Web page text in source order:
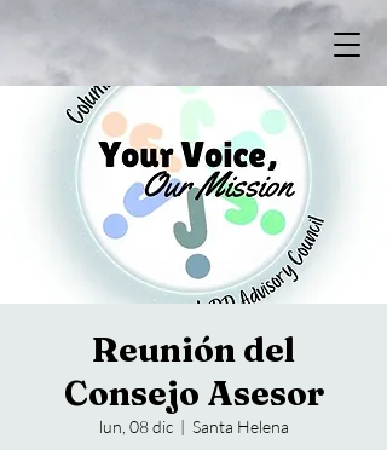
Reunión del
Consejo Asesor
lun, 08 dic
  |
Santa Helena